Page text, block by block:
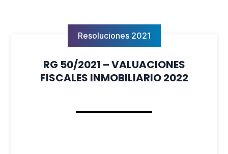
Resoluciones 2021
RG 50/2021 – VALUACIONES
FISCALES INMOBILIARIO 2022